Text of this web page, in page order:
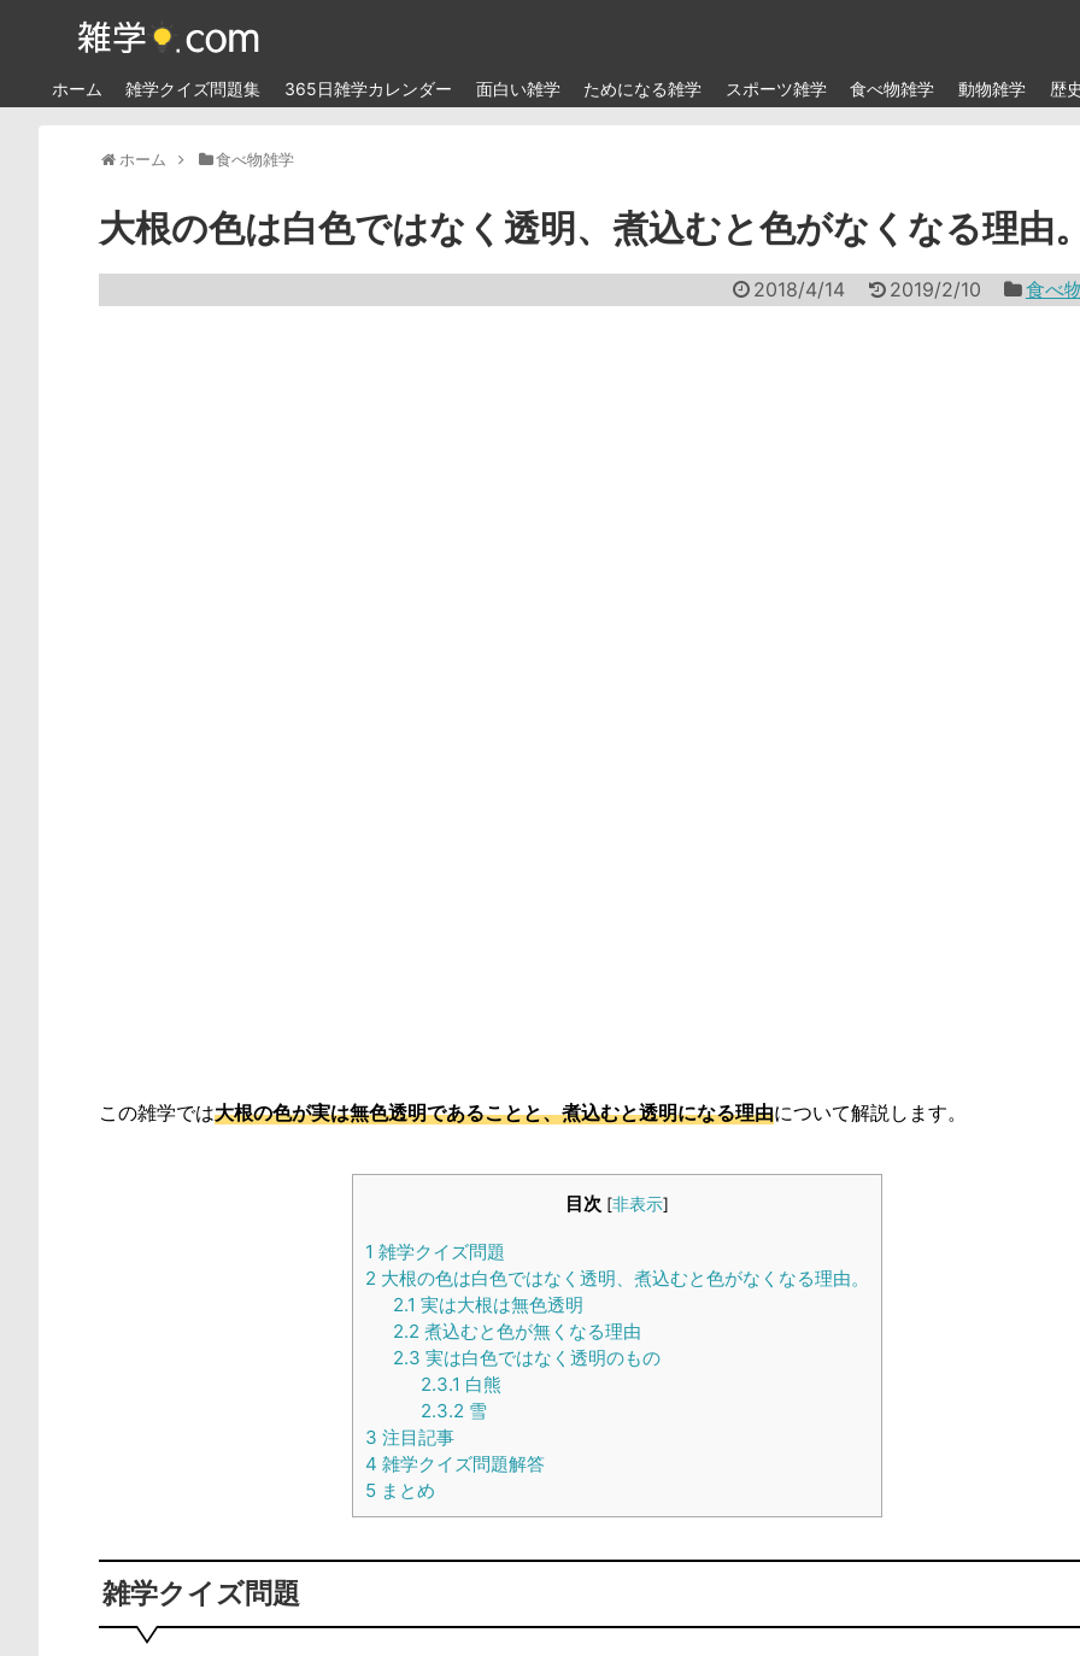
ホーム 雑学クイズ問題集 365日雑学カレンダー 面白い雑学 ためになる雑学 スポーツ雑学 食べ物雑学 動物雑学 歴
ホーム 食べ物雑学
大根の色は白色ではなく透明、煮込むと色がなくなる理由。
2018/4/14 2019/2/10 食べ
この雑学では大根の色が実は無色透明であることと、煮込むと透明になる理由について解説します。
目次 [非表示]
1 雑学クイズ問題
2 大根の色は白色ではなく透明、煮込むと色がなくなる理由。
2.1 実は大根は無色透明
2.2 煮込むと色が無くなる理由
2.3 実は白色ではなく透明のもの
2.3.1 白熊
2.3.2 雪
3 注目記事
4 雑学クイズ問題解答
5 まとめ
雑学クイズ問題